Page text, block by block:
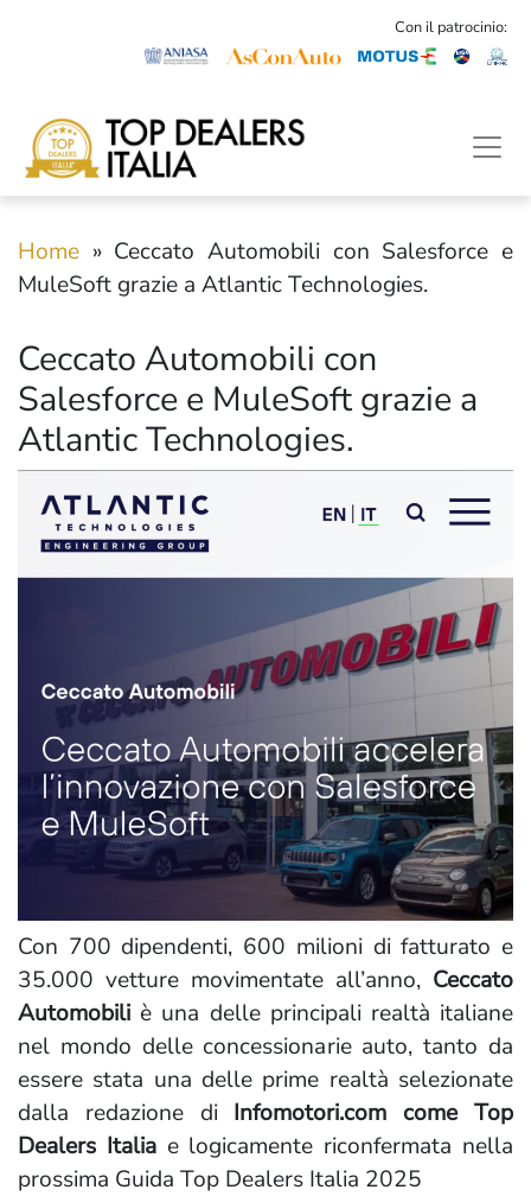
Con il patrocinio:
Home » Ceccato Automobili con Salesforce e
MuleSoft grazie a Atlantic Technologies.
Ceccato Automobili con
Salesforce e MuleSoft grazie a
Atlantic Technologies.
Con 700 dipendenti, 600 milioni di fatturato e
35.000 vetture movimentate all’anno, Ceccato
Automobili è una delle principali realtà italiane
nel mondo delle concessionarie auto, tanto da
essere stata una delle prime realtà selezionate
dalla redazione di Infomotori.com come Top
Dealers Italiae logicamente riconfermata nella
prossima Guida Top Dealers Italia 2025